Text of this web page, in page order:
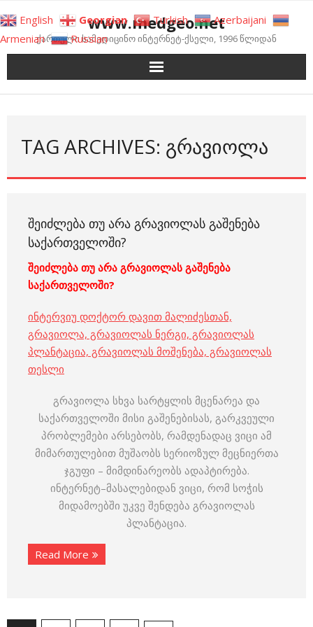
to
content
www.medgeo.net
ქართული სამედიცინო ინტერნეტ-ქსელი, 1996 წლიდან
TAG ARCHIVES: ᲒᲠᲐᲕᲘᲝᲚᲐ
ᲨᲔᲘᲫᲚᲔᲑᲐ ᲗᲣ ᲐᲠᲐ ᲒᲠᲐᲕᲘᲝᲚᲐᲡ ᲒᲐᲨᲔᲜᲔᲑᲐ
ᲡᲐᲥᲐᲠᲗᲕᲔᲚᲝᲨᲘ?
შეიძლება თუ არა გრავიოლას გაშენება
საქართველოში?
ინტერვიუ დოქტორ დავით მალიძესთან,
გრავიოლა, გრავიოლას ნერგი, გრავიოლას
პლანტაცია, გრავიოლას მოშენება, გრავიოლას
თესლი
გრავიოლა სხვა სარტყლის მცენარეა და
საქართველოში მისი გაშენებისას, გარკვეული
პრობლემები არსებობს, რამდენადაც ვიცი ამ
მიმართულებით მუშაობს სერიოზულ მეცნიერთა
ჯგუფი – მიმდინარეობს ადაპტირება.
ინტერნეტ–მასალებიდან ვიცი, რომ სოჭის
მიდამოებში უკვე შენდება გრავიოლას
პლანტაცია.
Read More
English Georgian Turkish
Azerbaijani
Armenian
Russian